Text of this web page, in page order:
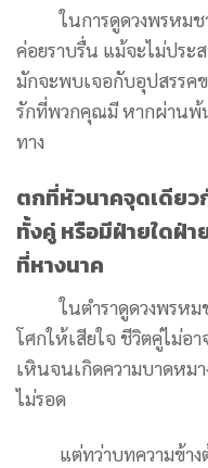
ในการดูดวงพรหมช
ค่อยราบรื่น แม้จะไม่ปร
มักจะพบเจอกับอุปสรรค
รักที่พวกคุณมี หากผ่านพ้
ทาง
ตกที่หัวนาคจุดเดียว
ทั้งคู่ หรือมีฝ่ายใดฝ่
ที่หางนาค
ในตำราดูดวงพรหมช
โศกให้เสียใจ ชีวิตคู่ไม่อ
เหินจนเกิดความบาดหม
ไม่รอด
แต่ทว่าบทความข้าง